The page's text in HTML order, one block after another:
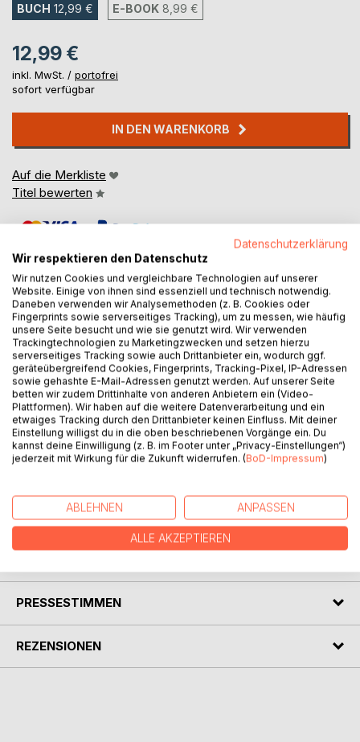
BUCH 12,99 € E-BOOK 8,99 €
12,99 €
inkl. MwSt. / portofrei
sofort verfügbar
IN DEN WARENKORB
Auf die Merkliste
Titel bewerten
BESCHREIBUNG
Kolumbien! Ein Land im politischen Zwiespalt!
In diesen Schmelzofen der Gewalt, Korruption und Krieg,
wird der frisch gebackene Konsul, André Hartmann,
geschickt. Sein Vorgänger Dr. Weizmann ist verschwunden!
Allein mit seiner Familie auf sich gestellt, nimmt er die Spur
der Entführer auf und sucht einen diplomatischen Weg für
Überzeugung den Cali-Kartell,
um Hilfe bitten muss.
PRESSESTIMMEN
REZENSIONEN
Datenschutzerklärung
Wir respektieren den Datenschutz
Wir nutzen Cookies und vergleichbare Technologien auf unserer
Website. Einige von ihnen sind essenziell und technisch notwendig.
Daneben verwenden wir Analysemethoden (z. B. Cookies oder
Fingerprints sowie serverseitiges Tracking), um zu messen, wie häufig
unsere Seite besucht und wie sie genutzt wird. Wir verwenden
Trackingtechnologien zu Marketingzwecken und setzen hierzu
serverseitiges Tracking sowie auch Drittanbieter ein, wodurch ggf.
geräteübergreifend Cookies, Fingerprints, Tracking-Pixel, IP-Adressen
sowie gehashte E-Mail-Adressen genutzt werden. Auf unserer Seite
betten wir zudem Drittinhalte von anderen Anbietern ein (Video-
Plattformen). Wir haben auf die weitere Datenverarbeitung und ein
etwaiges Tracking durch den Drittanbieter keinen Einfluss. Mit deiner
Einstellung willigst du in die oben beschriebenen Vorgänge ein. Du
kannst deine Einwilligung (z. B. im Footer unter „Privacy-Einstellungen“)
jederzeit mit Wirkung für die Zukunft widerrufen. (BoD-Impressum)
ABLEHNEN ANPASSEN
ALLE AKZEPTIEREN